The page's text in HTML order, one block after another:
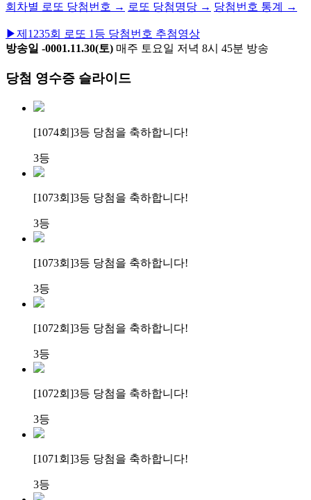
회차별 로또 당첨번호 → 로또 당첨명당 → 당첨번호 통계 →
▶제1235회 로또 1등 당첨번호 추첨영상
방송일 -0001.11.30(토) 매주 토요일 저녁 8시 45분 방송
당첨 영수증 슬라이드
[1074회]3등 당첨을 축하합니다!
3등
[1073회]3등 당첨을 축하합니다!
3등
[1073회]3등 당첨을 축하합니다!
3등
[1072회]3등 당첨을 축하합니다!
3등
[1072회]3등 당첨을 축하합니다!
3등
[1071회]3등 당첨을 축하합니다!
3등